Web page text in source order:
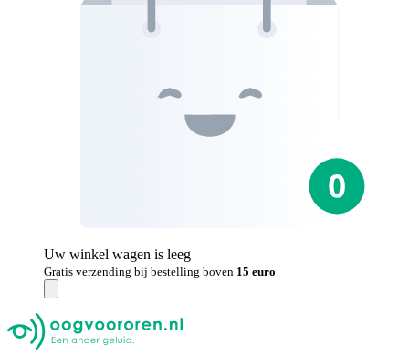
Uw winkel wagen is leeg
Gratis verzending bij bestelling boven 15 euro